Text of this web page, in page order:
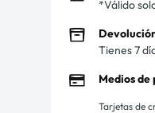
*Válido
Tienes 7
Medios de
Tarjetas de